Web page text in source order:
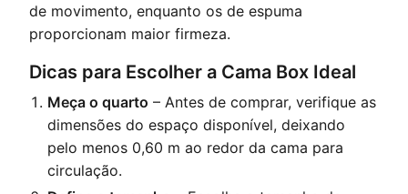
de movimento, enquanto os de espuma
proporcionam maior firmeza.
Dicas para Escolher a Cama Box Ideal
Meça o quarto – Antes de comprar, verifique as
dimensões do espaço disponível, deixando
pelo menos 0,60 m ao redor da cama para
circulação.